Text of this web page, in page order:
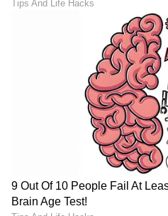
Asianet News
ಸಾಸ್‌ಗಳು ಮತ್ತು ಚಟ್ನಿಗಳು
ನೀವು ಟೊಮೆಟೊ ಸಾಸ್ ಅಥವಾ
ರೆಫ್ರಿಜರೇಟರ್‌ನಲ್ಲಿ
ದೀರ್ಘಕಾಲದವರೆಗೆ ಅವುಗಳನ್ನು
ಸೇವಿಸುವುದರಿಂದ ಹೊಟ್ಟೆಗೆ
ಸಮಸ್ಯೆಗಳು ಉಂಟಾಗಬಹುದು.